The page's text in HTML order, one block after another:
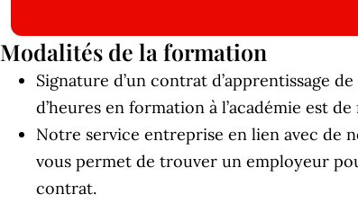
Modalités de la formation
Signature d’un contrat d’apprentissage
d’heures en formation à l’académie est
Notre service entreprise en lien avec de
vous permet de trouver un employeur
contrat.